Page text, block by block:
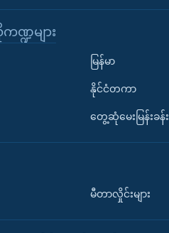
ဍများ
မြန်မာ
နိုင်ငံတကာ
တွေ့ဆုံမေးမြန်းခန်း
မီတာလှိုင်းများ